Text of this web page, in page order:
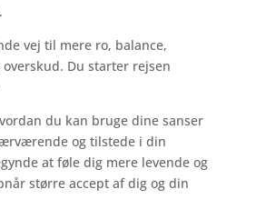
vej til mere ro, balance,
Du starter rejsen
du kan bruge dine sanser
og tilstede i din
at føle dig mere levende og
større accept af dig og din